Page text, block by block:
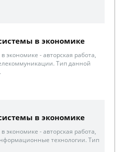
в экономике
- авторская работа,
Тип данной
в экономике
- авторская работа,
технологии. Тип